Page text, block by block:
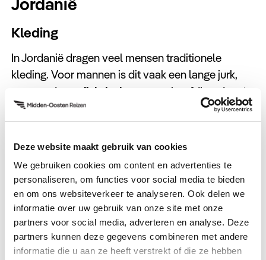
Deze website maakt gebruik van cookies
We gebruiken cookies om content en advertenties te
personaliseren, om functies voor social media te bieden
en om ons websiteverkeer te analyseren. Ook delen we
informatie over uw gebruik van onze site met onze
partners voor social media, adverteren en analyse. Deze
partners kunnen deze gegevens combineren met andere
informatie die u aan ze heeft verstrekt of die ze hebben
Kleding
In Jordanië dragen veel mensen traditionele
kleding. Voor mannen is dit vaak een lange jurk,
genaamd een
dishdasha
, en een hoofdband met
een omhulsel, de
. Vrouwen dragen
meestal eenabaya, een lange zwarte jurk die hen
volledig bedekt, en een hijab niqab
af van hun persoonlijke voorkeur en religieuze
overtuigingen.
Als toerist kunt u in principe in uw dagelijkse
kleding over straat, maar het wordt gewaardeerd
om uw bovenarmen, schouders en knieën te